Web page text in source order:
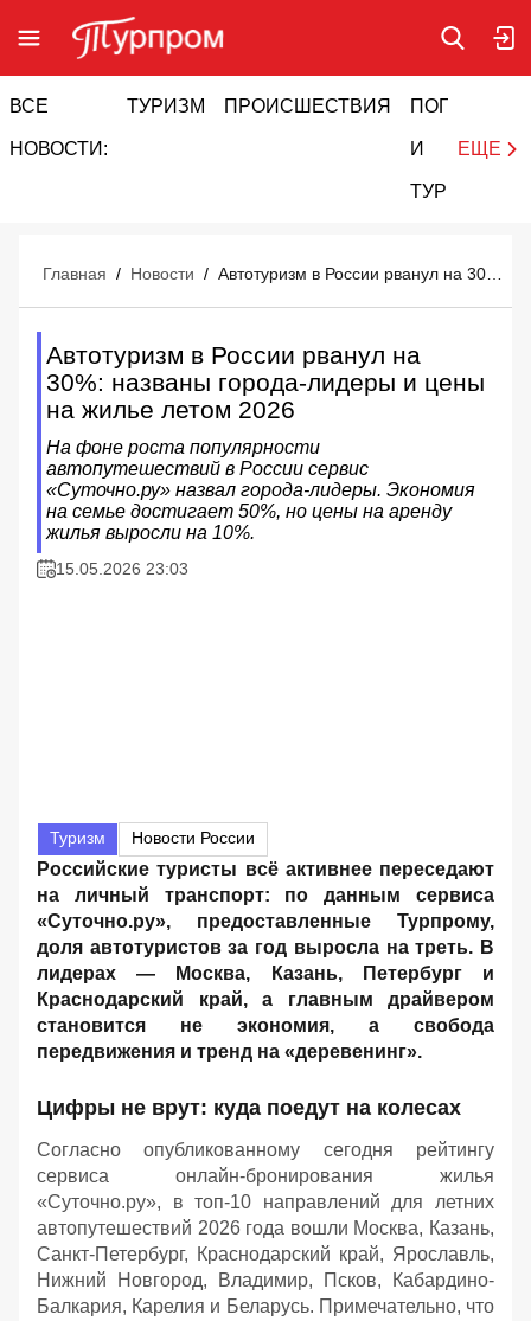
ВСЕ
НОВОСТИ:
ТУРИЗМ ПРОИСШЕСТВИЯ ПОГОДА
И
ТУРИЗМ
ЕЩЕ
Главная / Новости /
Автотуризм в России рванул на
30%: названы города-лидеры и цены
на жилье летом 2026
На фоне роста популярности
автопутешествий в России сервис
«Суточно.ру» назвал города-лидеры. Экономия
на семье достигает 50%, но цены на аренду
жилья выросли на 10%.
15.05.2026 23:03
Туризм Новости России
Российские туристы всё активнее переседают
на личный транспорт: по данным сервиса
«Суточно.ру», предоставленные Турпрому,
доля автотуристов за год выросла на треть. В
лидерах — Москва, Казань, Петербург и
Краснодарский край, а главным драйвером
становится не экономия, а свобода
передвижения и тренд на «деревенинг».
Цифры не врут: куда поедут на колесах
Согласно опубликованному сегодня рейтингу
сервиса онлайн-бронирования жилья
«Суточно.ру», в топ-10 направлений для летних
автопутешествий 2026 года вошли Москва, Казань,
Санкт-Петербург, Краснодарский край, Ярославль,
Нижний Новгород, Владимир, Псков, Кабардино-